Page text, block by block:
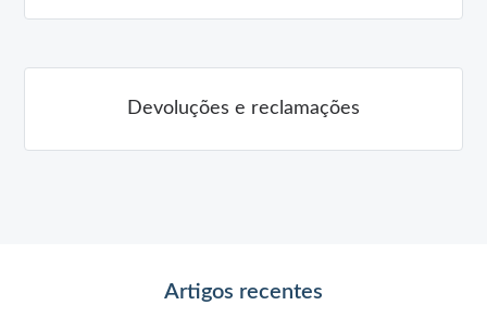
Devoluções e reclamações
Artigos recentes